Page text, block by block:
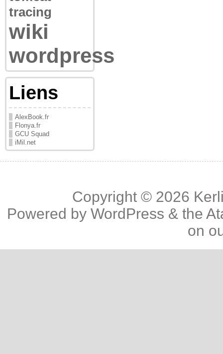
tracing
wiki
wordpress
Liens
AlexBook.fr
Flonya.fr
GCU Squad
iMil.net
Copyright © 2026
Powered by WordPress & the
on